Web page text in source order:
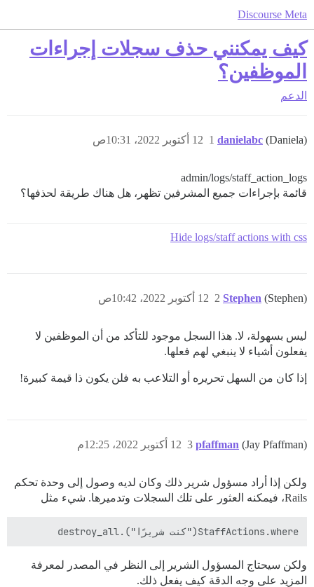
Discourse Meta
كيف يمكنني حذف سجلات إجراءات
الموظفين؟
الدعم
danielabc (Daniela) 12 أكتوبر 2022، 10:31ص 1
admin/logs/staff_action_logs
قائمة بإجراءات جميع المشرفين تظهر، هل هناك طريقة لحذفها؟
Hide logs/staff actions with css
Stephen (Stephen) 12 أكتوبر 2022، 10:42ص 2
ليس بسهولة، لا. هذا السجل موجود للتأكد من أن الموظفين لا
يفعلون أشياء لا ينبغي لهم فعلها.
إذا كان من السهل تحريره أو التلاعب به فلن يكون ذا قيمة كبيرة!
pfaffman (Jay Pfaffman) 12 أكتوبر 2022، 12:25م 3
ولكن إذا أراد مسؤول شرير ذلك وكان لديه وصول إلى وحدة تحكم
Rails، فيمكنه العثور على تلك السجلات وتدميرها. شيء مثل
StaffActions.where("كنت شريرًا").destroy_all
ولكن سيحتاج المسؤول الشرير إلى النظر في المصدر لمعرفة
المزيد على وجه الدقة كيف يفعل ذلك.